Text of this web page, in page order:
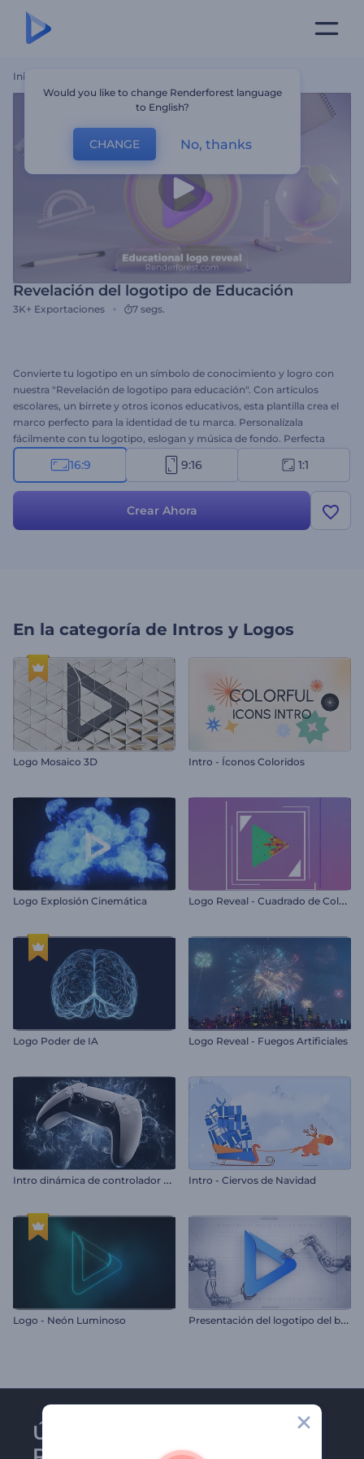
Inicio
Revelación del logotipo de Educación
3K+ Exportaciones 7 segs.
Convierte tu logotipo en un símbolo de conocimiento y logro con
nuestra "Revelación de logotipo para educación". Con artículos
escolares, un birrete y otros iconos educativos, esta plantilla crea el
marco perfecto para la identidad de tu marca. Personalízala
fácilmente con tu logotipo, eslogan y música de fondo. Perfecta
para escuelas, cursos en línea, presentaciones académicas y otros
proyectos educativos. ¡Créala ahora y deja una huella imborrable en
16:9 9:16 1:1
Crear Ahora
En la categoría de Intros y Logos
Logo Mosaico 3D Intro - Íconos Coloridos
Logo Explosión Cinemática L
ogo Reveal - Cuadrado de Colores
Logo Poder de IA Logo Reveal - Fuegos Artificiales
I
ntro dinámica de controlador de videojuegos Intro - Ciervos de Navidad
Logo - Neón Luminoso P
resentación del logotipo del brazo robótico
Únase al boletín de
Would you like to change Renderforest language
to English?
CHANGE No, thanks